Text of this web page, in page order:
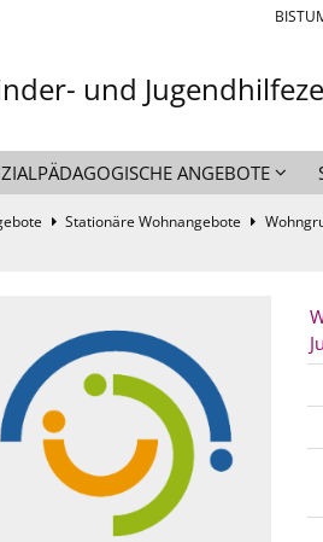
und
ANGEBOTE
Stationäre Wohnangebote